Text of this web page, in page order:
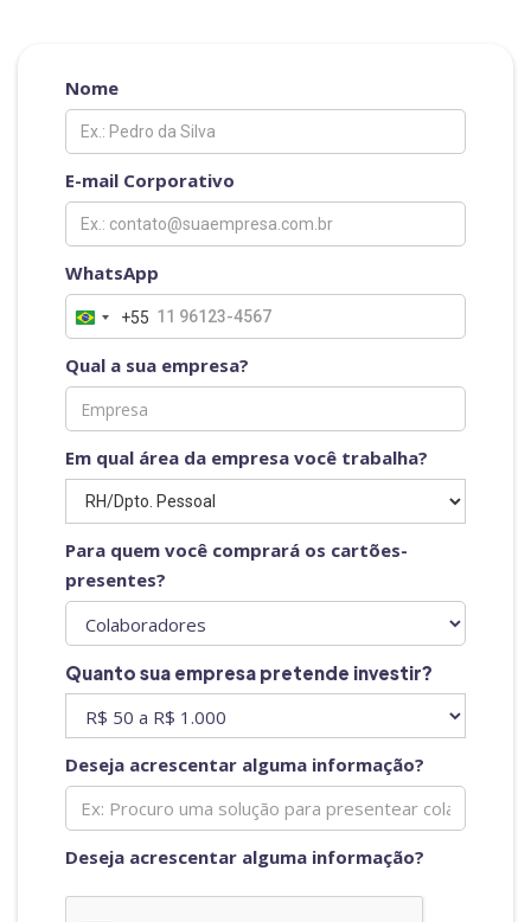
Nome
E-mail Corporativo
WhatsApp
+55
Qual a sua empresa?
Em qual área da empresa você trabalha?
Para quem você comprará os cartões-
presentes?
Quanto sua empresa pretende investir?
Deseja acrescentar alguma informação?
Deseja acrescentar alguma informação?